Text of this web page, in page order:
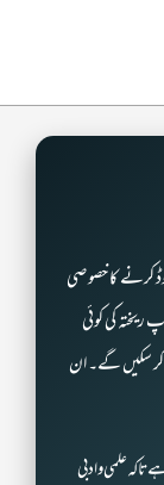
کرنے کا خصوصی
کی کوئی
کر سکیں گے۔ ان
علمی و ادبی